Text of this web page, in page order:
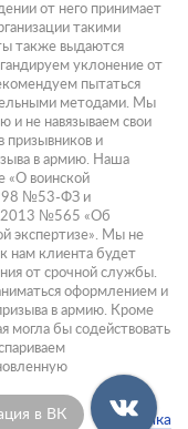
в Max
от него принимает
такими
также выдаются
уклонение от
пытаться
методами. Мы
и не навязываем свои
призывников и
в армию. Наша
«О воинской
№53-ФЗ и
№565 «Об
экспертизе». Мы не
нам клиента будет
от срочной службы.
оформлением и
в армию. Кроме
могла бы содействовать
Политика